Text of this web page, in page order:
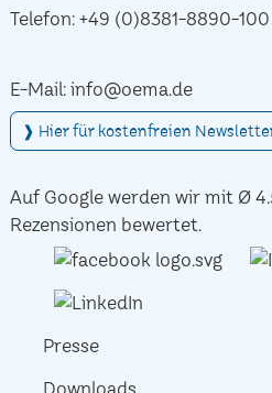
Telefon: +49 (0)8381-8890-100
E-Mail: info@oema.de
❱ Hier für kostenfreien
Auf Google werden wir mit Ø
Rezensionen bewertet.
Presse
Downloads